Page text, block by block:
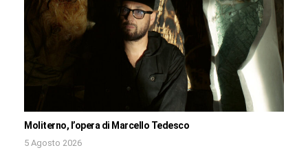
Moliterno, l’opera di Marcello Tedesco
5 Agosto 2026